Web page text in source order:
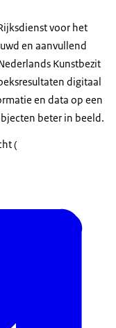
voor het
en aanvullend
Kunstbezit
digitaal
en data op een
beter in beeld.
(